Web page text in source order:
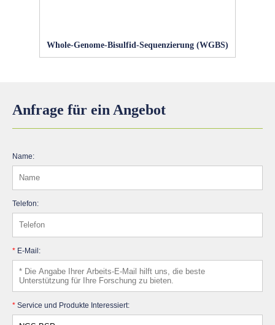
Whole-Genome-Bisulfid-Sequenzierung (WGBS)
Anfrage für ein Angebot
Name:
Telefon:
* E-Mail:
* Service und Produkte Interessiert: